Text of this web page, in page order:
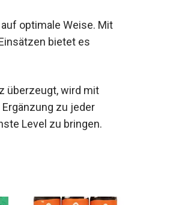
optimale Weise. Mit
bietet es
überzeugt, wird mit
zu jeder
Level zu bringen.